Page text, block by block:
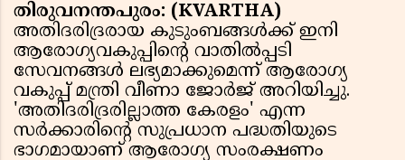
തിരുവനന്തപുരം: (KVARTHA)
അതിദരിദ്രരായ കുടുംബങ്ങൾക്ക് ഇനി
ആരോഗ്യവകുപ്പിന്റെ വാതിൽപ്പടി
സേവനങ്ങൾ ലഭ്യമാക്കുമെന്ന് ആരോഗ്യ
വകുപ്പ് മന്ത്രി വീണാ ജോർജ് അറിയിച്ചു.
'അതിദരിദ്രരില്ലാത്ത കേരളം' എന്ന
സർക്കാരിന്റെ സുപ്രധാന പദ്ധതിയുടെ
ഭാഗമായാണ് ആരോഗ്യ സംരക്ഷണം